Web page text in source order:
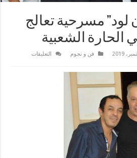
لود” مسرحية تعالج
الحارة الشعبية
فن و نجوم التعليقات